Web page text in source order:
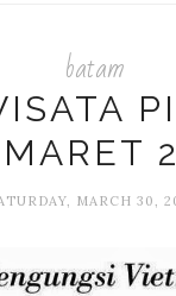
batam
MARCH 30,